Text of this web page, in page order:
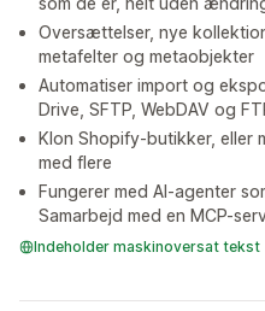
Oversættelser, nye
metafelter og metaobjekter
Automatiser import og
Drive, SFTP, WebDAV og
Klon Shopify-butikker, eller
med flere
Fungerer med AI-agenter
Samarbejd med en MCP-
Indeholder maskinoversat tekst